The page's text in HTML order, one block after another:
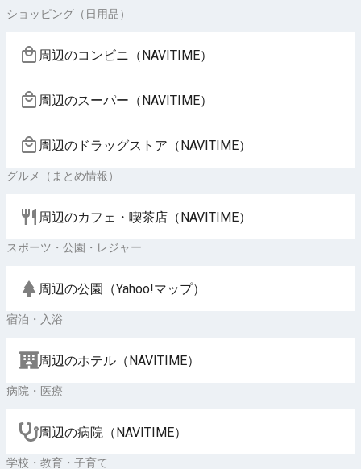
ショッピング（日用品）
周辺のコンビニ（NAVITIME）
周辺のスーパー（NAVITIME）
周辺のドラッグストア（NAVITIME）
グルメ（まとめ情報）
周辺のカフェ・喫茶店（NAVITIME）
スポーツ・公園・レジャー
周辺の公園（Yahoo!マップ）
宿泊・入浴
周辺のホテル（NAVITIME）
病院・医療
周辺の病院（NAVITIME）
学校・教育・子育て